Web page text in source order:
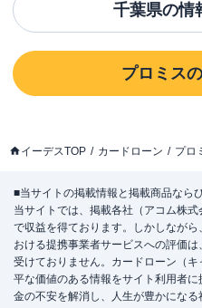
千葉県の情
プロミス
イーデスTOP カードローン プロ
■当サイトの掲載情報と掲載商品なら
当サイトでは、掲載各社（アコム株
で収益を得ております。しかしなが
おける提携事業者サービスへの評価
受けておりません。カードローン（
平な価値のある情報をサイト利用者
金の不安を解消し、人生が豊かになる